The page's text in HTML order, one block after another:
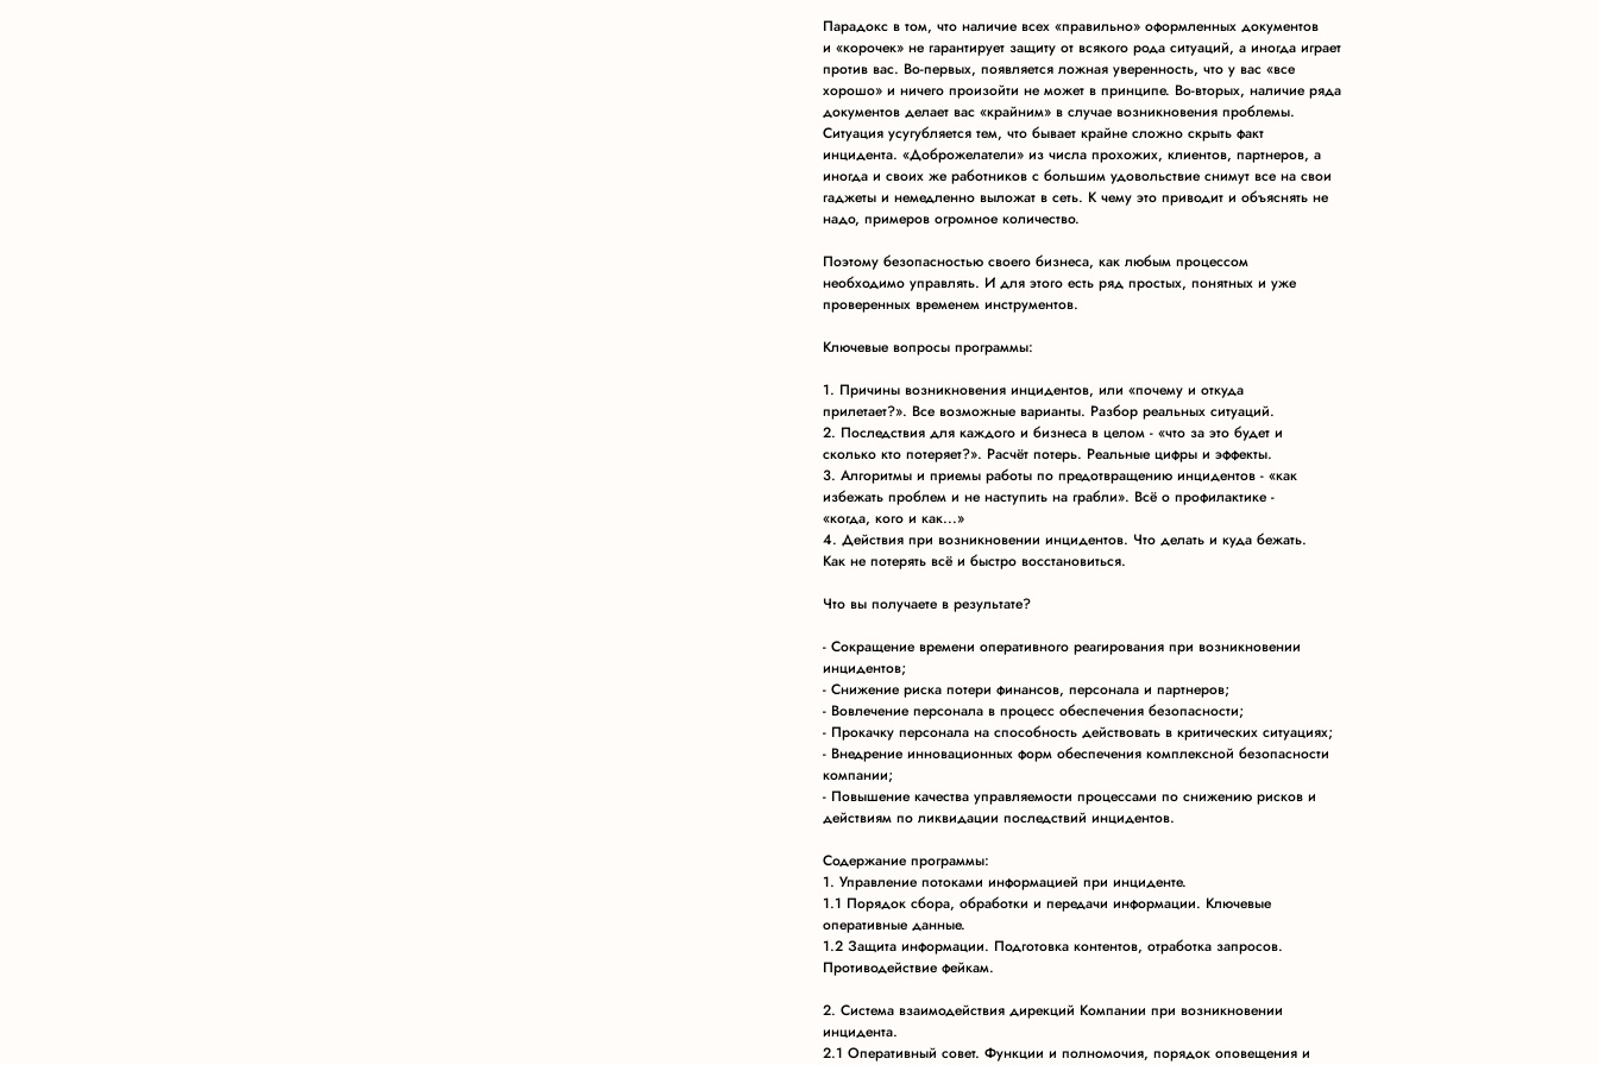
Парадокс в том, что наличие всех «правильно» оформленных документов
и «корочек» не гарантирует защиту от всякого рода ситуаций, а иногда играет
против вас. Во-первых, появляется ложная уверенность, что у вас «все
хорошо» и ничего произойти не может в принципе. Во-вторых, наличие ряда
документов делает вас «крайним» в случае возникновения проблемы.
Ситуация усугубляется тем, что бывает крайне сложно скрыть факт
инцидента. «Доброжелатели» из числа прохожих, клиентов, партнеров, а
иногда и своих же работников с большим удовольствие снимут все на свои
гаджеты и немедленно выложат в сеть. К чему это приводит и объяснять не
надо, примеров огромное количество.
Поэтому безопасностью своего бизнеса, как любым процессом
необходимо управлять. И для этого есть ряд простых, понятных и уже
проверенных временем инструментов.
Ключевые вопросы программы:
1. Причины возникновения инцидентов, или «почему и откуда
прилетает?». Все возможные варианты. Разбор реальных ситуаций.
2. Последствия для каждого и бизнеса в целом - «что за это будет и
сколько кто потеряет?». Расчёт потерь. Реальные цифры и эффекты.
3. Алгоритмы и приемы работы по предотвращению инцидентов - «как
избежать проблем и не наступить на грабли». Всё о профилактике -
«когда, кого и как...»
4. Действия при возникновении инцидентов. Что делать и куда бежать.
Как не потерять всё и быстро восстановиться.
Что вы получаете в результате?
- Сокращение времени оперативного реагирования при возникновении
инцидентов;
- Снижение риска потери финансов, персонала и партнеров;
- Вовлечение персонала в процесс обеспечения безопасности;
- Прокачку персонала на способность действовать в критических ситуациях;
- Внедрение инновационных форм обеспечения комплексной безопасности
компании;
- Повышение качества управляемости процессами по снижению рисков и
действиям по ликвидации последствий инцидентов.
Содержание программы:
1. Управление потоками информацией при инциденте.
1.1 Порядок сбора, обработки и передачи информации. Ключевые
оперативные данные.
1.2 Защита информации. Подготовка контентов, отработка запросов.
Противодействие фейкам.
2. Система взаимодействия дирекций Компании при возникновении
инцидента.
2.1 Оперативный совет. Функции и полномочия, порядок оповещения и